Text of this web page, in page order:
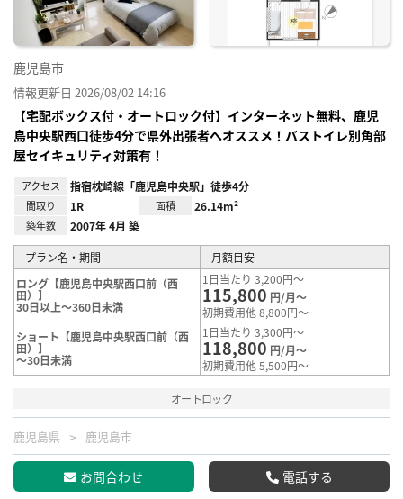
鹿児島市
情報更新日 2026/08/02 14:16
【宅配ボックス付・オートロック付】インターネット無料、鹿児
島中央駅西口徒歩4分で県外出張者へオススメ！バストイレ別角部
屋セイキュリティ対策有！
アクセス 指宿枕崎線「鹿児島中央駅」徒歩4分
間取り 1R 面積 26.14m²
築年数 2007年 4月 築
プラン名・期間
月額目安
ロング【鹿児島中央駅西口前（西
田）】
30日以上～360日未満
1日当たり 3,200円～
115,800 円/月～
初期費用他 8,800円～
ショート【鹿児島中央駅西口前（西
田）】
～30日未満
1日当たり 3,300円～
118,800 円/月～
初期費用他 5,500円～
オートロック
鹿児島県 鹿児島市
お問合わせ 電話する